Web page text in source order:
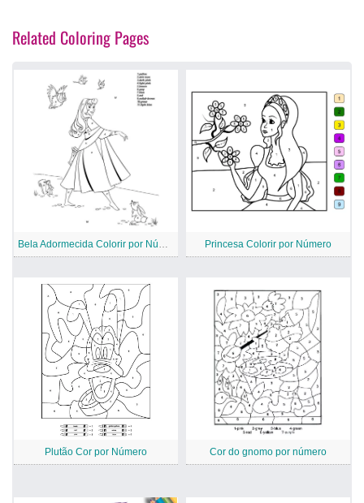
Related Coloring Pages
Bela Adormecida Colorir por Número Princesa Colorir por Número
Plutão Cor por Número Cor do gnomo por número